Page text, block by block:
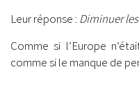
Leur réponse : Diminuer
Comme si l’Europe
comme si le manque de